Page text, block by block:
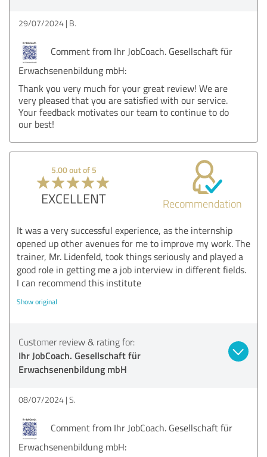
29/07/2024 B.
Comment from Ihr JobCoach. Gesellschaft für
Erwachsenenbildung mbH:
Thank you very much for your great review! We are
very pleased that you are satisfied with our service.
Your feedback motivates our team to continue to do
our best!
5.00 out of 5
EXCELLENT Recommendation
It was a very successful experience, as the internship
opened up other avenues for me to improve my work. The
trainer, Mr. Lidenfeld, took things seriously and played a
good role in getting me a job interview in different fields.
I can recommend this institute
Show original
Customer review & rating for:
Ihr JobCoach. Gesellschaft für
Erwachsenenbildung mbH
08/07/2024 S.
Comment from Ihr JobCoach. Gesellschaft für
Erwachsenenbildung mbH: